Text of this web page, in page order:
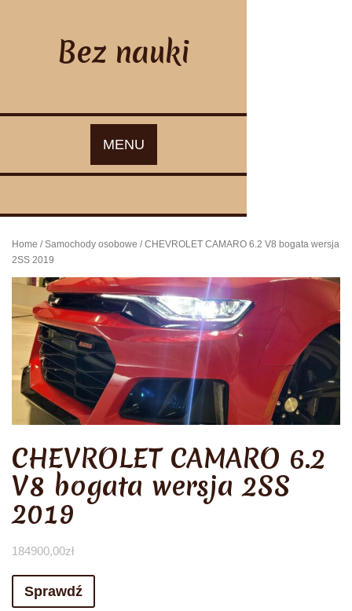
Bez nauki
MENU
Home /Samochody osobowe / CHEVROLET CAMARO 6.2 V8 bogata wersja
2SS 2019
CHEVROLET CAMARO 6.2
V8 bogata wersja 2SS
2019
184900,00zł
Sprawdź